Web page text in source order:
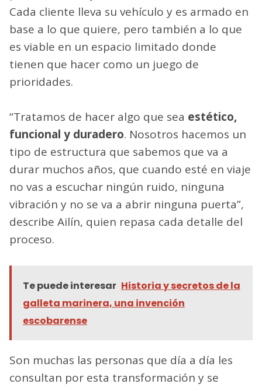
“A mí me gusta ver el motorhome como si
fuerauna obra de arte . Siento que es un
trabajo muy artesanal, que lleva más de un
año”. Trabajan a pedido, de forma
Cada cliente lleva su vehículo y es armado en
base a lo que quiere, pero también a lo que
es viable en un espacio limitado donde
tienen que hacer como un juego de
prioridades.
“Tratamos de hacer algo que seaestético,
funcional y duradero
no vas a escuchar ningún ruido, ninguna
vibración y no se va a abrir ninguna puerta”,
describe Ailín, quien repasa cada detalle del